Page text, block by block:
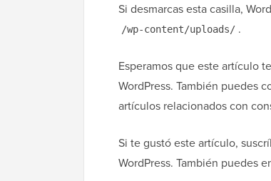
Si desmarcas esta casilla,
/wp-content/uploads/ .
Esperamos que este artículo
WordPress. También puedes
artículos relacionados con
Si te gustó este artículo,
WordPress. También puedes